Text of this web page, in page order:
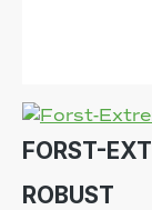
FORST-
ROBUST